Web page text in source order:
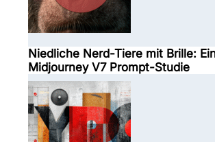
Niedliche Nerd-Tiere mit Brille:
Midjourney V7 Prompt-Studie